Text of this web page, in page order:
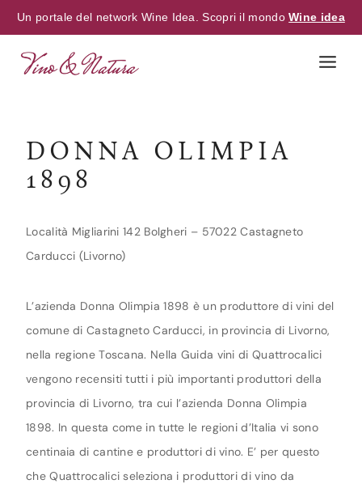
Un portale del network Wine Idea. Scopri il mondoWine idea
DONNA OLIMPIA
1898
Località Migliarini 142 Bolgheri – 57022 Castagneto
Carducci (Livorno)
L’azienda Donna Olimpia 1898 è un produttore di vini del
comune di Castagneto Carducci, in provincia di Livorno,
nella regione Toscana. Nella Guida vini di Quattrocalici
vengono recensiti tutti i più importanti produttori della
provincia di Livorno, tra cui l’azienda Donna Olimpia
1898. In questa come in tutte le regioni d’Italia vi sono
centinaia di cantine e produttori di vino. E’ per questo
che Quattrocalici seleziona i produttori di vino da